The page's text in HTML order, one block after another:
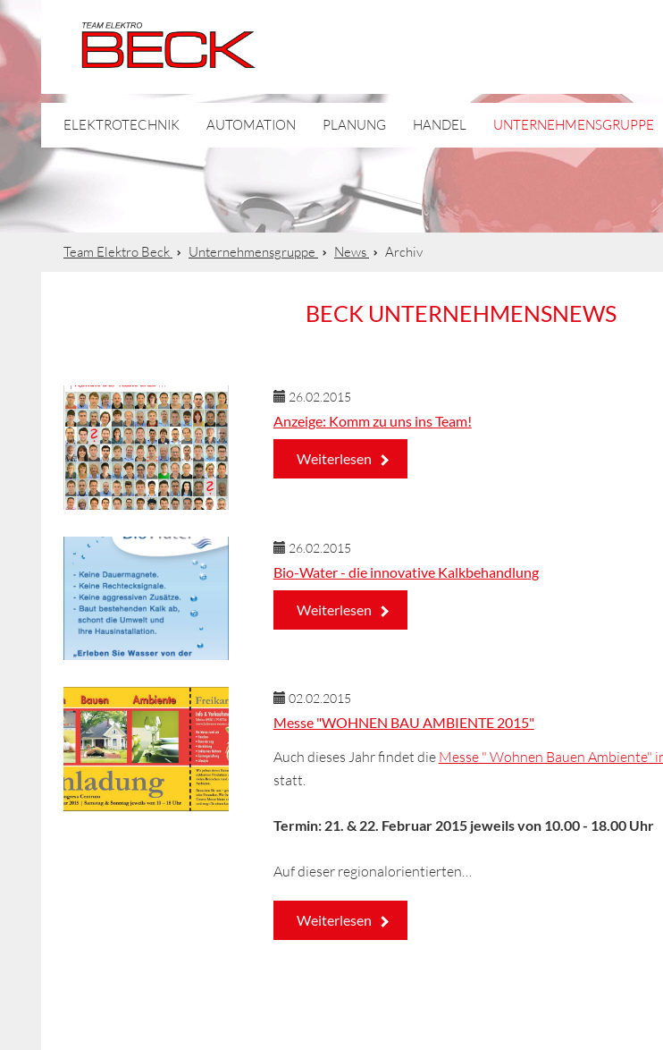
ELEKTROTECHNIK AUTOMATION PLANUNG HANDEL UNTERNEHMENSGRUPPE
Team Elektro Beck Unternehmensgruppe News Archiv
BECK UNTERNEHMENSNEWS
26.02.2015
Anzeige: Komm zu uns ins Team!
Weiterlesen
26.02.2015
Bio-Water - die innovative Kalkbehandlung
Weiterlesen
02.02.2015
Messe "WOHNEN BAU AMBIENTE 2015"
Auch dieses Jahr findet die Messe " Wohnen Bauen Ambiente"
statt.
Termin: 21. & 22. Februar 2015 jeweils von 10.00 - 18.00 Uhr
Auf dieser regionalorientierten…
Weiterlesen